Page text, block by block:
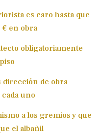
es caro hasta que
en obra
obligatoriamente
dirección de obra
uno
a los gremios y que
el albañil